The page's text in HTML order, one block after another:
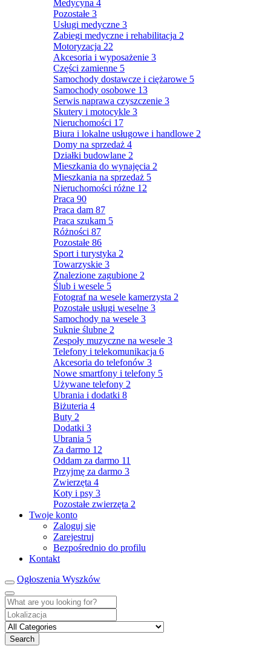
Medycyna 4
Pozostałe 3
Usługi medyczne 3
Zabiegi medyczne i rehabilitacja 2
Motoryzacja 22
Akcesoria i wyposażenie 3
Części zamienne 5
Samochody dostawcze i ciężarowe 5
Samochody osobowe 13
Serwis naprawa czyszczenie 3
Skutery i motocykle 3
Nieruchomości 17
Biura i lokalne usługowe i handlowe 2
Domy na sprzedaż 4
Działki budowlane 2
Mieszkania do wynajęcia 2
Mieszkania na sprzedaż 5
Nieruchomości różne 12
Praca 90
Praca dam 87
Praca szukam 5
Różności 87
Pozostałe 86
Sport i turystyka 2
Towarzyskie 3
Znalezione zagubione 2
Ślub i wesele 5
Fotograf na wesele kamerzysta 2
Pozostałe usługi weselne 3
Samochody na wesele 3
Suknie ślubne 2
Zespoły muzyczne na wesele 3
Telefony i telekomunikacja 6
Akcesoria do telefonów 3
Nowe smartfony i telefony 5
Używane telefony 2
Ubrania i dodatki 8
Biżuteria 4
Buty 2
Dodatki 3
Ubrania 5
Za darmo 12
Oddam za darmo 11
Przyjmę za darmo 3
Zwierzęta 4
Koty i psy 3
Pozostałe zwierzęta 2
Twoje konto
Zaloguj się
Zarejestruj
Bezpośrednio do profilu
Kontakt
Ogłoszenia Wyszków
Search